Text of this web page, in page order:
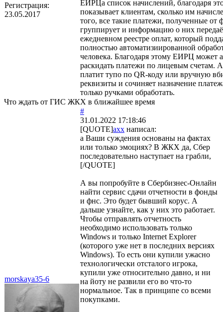
Регистрация:
23.05.2017
ЕИРЦа список начислений, благодаря
показывает клиентам, сколько им
того, все такие платежи, полученные от
группирует и информацию о них
ежедневном реестре оплат, который
полностью автоматизиированной
человека. Благодаря этому ЕИРЦ может
раскидать платежи по лицевым счетам.
платит тупо по QR-коду или вручную
реквизиты и сочиняет назначение
только ручками обработать.
Что ждать от ГИС ЖКХ в ближайшее время
morskaya35-6
#
31.01.2022 17:18:46
[QUOTE]axx написал:
а Ваши суждения основаны на фактах
или только эмоциях? В ЖКХ да, Сбер
последовательно наступает на грабли,
[/QUOTE]
А вы попробуйте в Сбербизнес-Онлайн
найти сервис сдачи отчетности в фонды
и фнс. Это будет бывший корус. А
дальше узнайте, как у них это работает.
Чтобы отправлять отчетность
необходимо использовать только
Windows и только Internet Explorer
(которого уже нет в последних версиях
Windows). То есть они купили ужасно
технологически отсталого игрока,
купили уже относительно давно, и ни
на йоту не развили его во что-то
нормальное. Так в принципе со всеми
покупками.